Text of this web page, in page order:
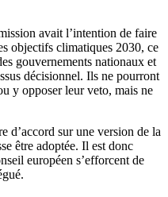
avait l’intention de faire
objectifs climatiques 2030, ce
gouvernements nationaux et
décisionnel. Ils ne pourront
y opposer leur veto, mais ne
d’accord sur une version de la
être adoptée. Il est donc
européen s’efforcent de